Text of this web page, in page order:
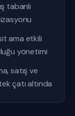
tabanlı
ama etkili
yönetimi
satış ve
çatı altında